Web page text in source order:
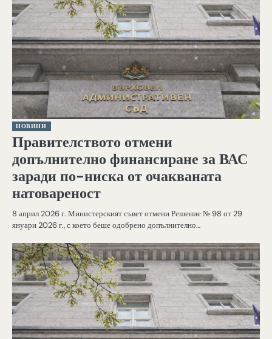
НОВИНИ
Правителството отмени
допълнително финансиране за ВАС
заради по-ниска от очакваната
натовареност
8 април 2026 г. Министерският съвет отмени Решение № 98 от 29
януари 2026 г., с което беше одобрено допълнително…